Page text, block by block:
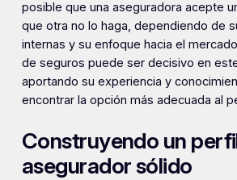
posible que una aseguradora acepte
que otra no lo haga, dependiendo de
internas y su enfoque hacia el
de seguros puede ser decisivo en
aportando su experiencia y
encontrar la opción más adecuada al
Construyendo un
asegurador sólido